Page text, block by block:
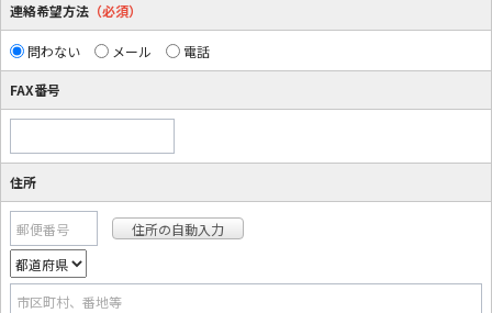
連絡希望方法 （必須）
問わない メール 電話
FAX番号
住所
郵便番号
市区町村、番地等